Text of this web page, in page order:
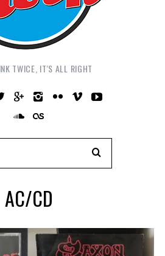
TWICE, IT'S ALL RIGHT
AC/CD